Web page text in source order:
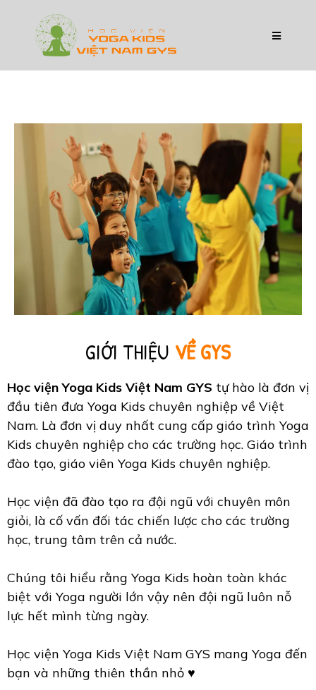
GIỚI THIỆU VỀ GYS
Học viện Yoga Kids Việt Nam GYS tự hào là đơn vị
đầu tiên đưa Yoga Kids chuyên nghiệp về Việt
Nam. Là đơn vị duy nhất cung cấp giáo trình Yoga
Kids chuyên nghiệp cho các trường học. Giáo trình
đào tạo, giáo viên Yoga Kids chuyên nghiệp.
Học viện đã đào tạo ra đội ngũ với chuyên môn
giỏi, là cố vấn đối tác chiến lược cho các trường
học, trung tâm trên cả nước.
Chúng tôi hiểu rằng Yoga Kids hoàn toàn khác
biệt với Yoga người lớn vậy nên đội ngũ luôn nỗ
lực hết mình từng ngày.
Học viện Yoga Kids Việt Nam GYS mang Yoga đến
bạn và những thiên thần nhỏ ♥